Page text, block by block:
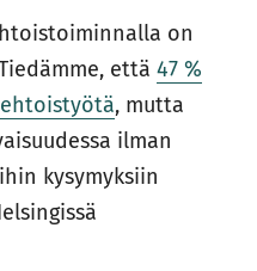
on
että 47 %
, mutta
ilman
kysymyksiin